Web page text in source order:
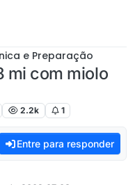
e Preparação
mi com miolo
2.2k 1
Entre para responder